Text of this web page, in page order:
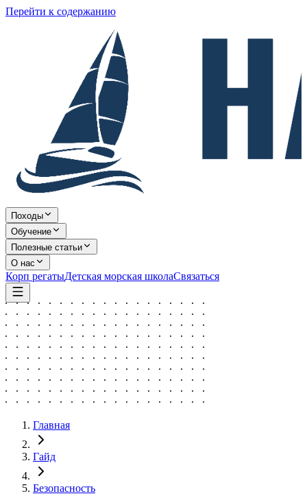
Перейти к содержанию
Походы
Обучение
Полезные статьи
О нас
Корп регатыДетская морская школаСвязаться
Главная
Гайд
Безопасность